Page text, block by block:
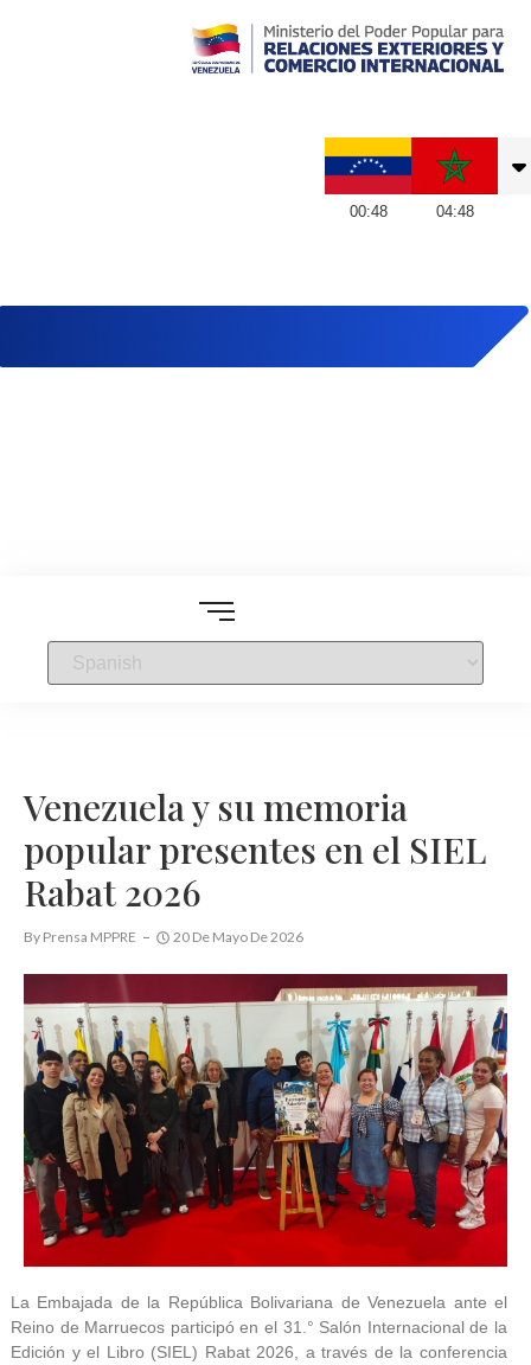
00:48 04:48
Venezuela y su memoria
popular presentes en el SIEL
Rabat 2026
By Prensa MPPRE 20 De Mayo De 2026
La Embajada de la República Bolivariana de Venezuela ante el
Reino de Marruecos participó en el 31.° Salón Internacional de la
Edición y el Libro (SIEL) Rabat 2026, a través de la conferencia